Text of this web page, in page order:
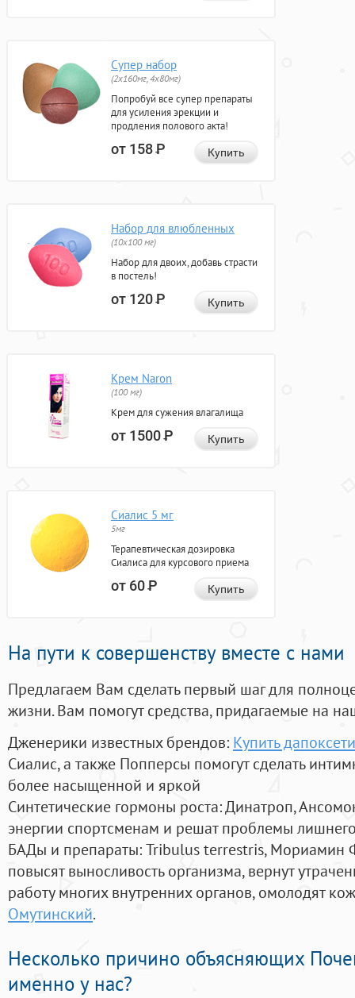
Супер набор
(2х160мг, 4х80мг)
Попробуй все супер препараты
для усиления эрекции и
продления полового акта!
от 158Р Купить
Набор для влюбленных
(10х100 мг)
Набор для двоих, добавь страсти
в постель!
от 120Р Купить
Крем Naron
(100 мг)
Крем для сужения влагалища
от 1500Р Купить
Сиалис 5 мг
5мг
Терапевтическая дозировка
Сиалиса для курсового приема
от 60Р Купить
На пути к совершенству вместе с нами
Предлагаем Вам сделать первый шаг для
жизни. Вам помогут средства, придагаемые на
Дженерики известных брендов: Купить
Сиалис, а также Попперсы помогут сделать
более насыщенной и яркой
Синтетические гормоны роста: Динатроп,
энергии спортсменам и решат проблемы
БАДы и препараты:Tribulus terrestris, Мориамин
повысят выносливость организма, вернут
работу многих внутренних органов, омолодят
Омутинский.
Несколько причино объясняющих
именно у нас?